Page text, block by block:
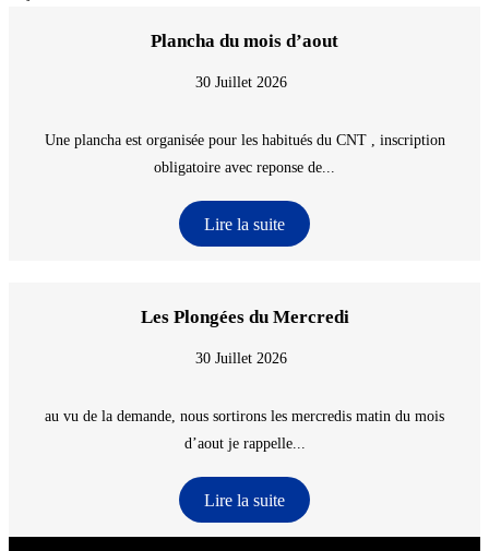
Plancha du mois d’aout
30 Juillet 2026
Une plancha est organisée pour les habitués du CNT , inscription
obligatoire avec reponse de...
Lire la suite
Les Plongées du Mercredi
30 Juillet 2026
au vu de la demande, nous sortirons les mercredis matin du mois
d’aout je rappelle...
Lire la suite